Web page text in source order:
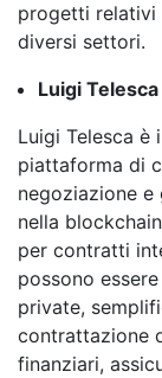
progetti relativi
diversi settori.
Luigi
Luigi Telesca è
piattaforma di
negoziazione
nella
per contratti
possono
private,
contrattazione
finanziari,